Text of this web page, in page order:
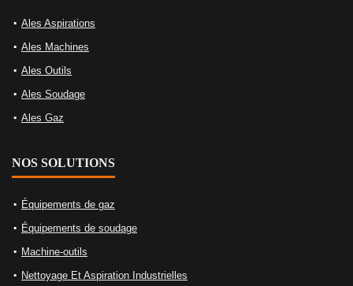
Ales Aspirations
Ales Machines
Ales Outils
Ales Soudage
Ales Gaz
NOS SOLUTIONS
Équipements de gaz
Équipements de soudage
Machine-outils
Nettoyage Et Aspiration Industrielles